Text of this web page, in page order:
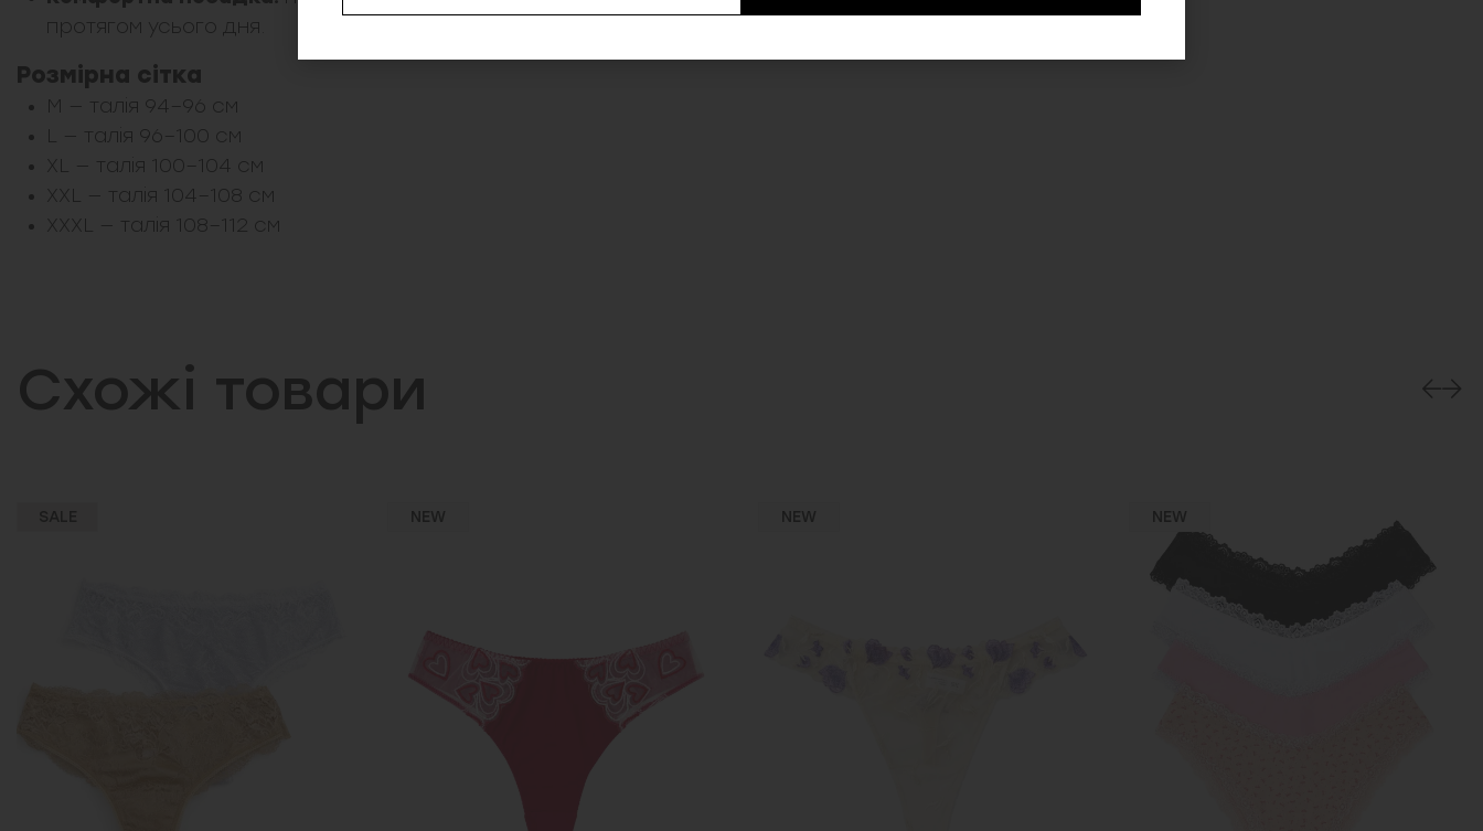
протягом усього дня.
Розмірна сітка
M — талія 94–96 см
L — талія 96–100 см
XL — талія 100–104 см
XXL — талія 104–108 см
XXXL — талія 108–112 см
Схожі товари
NEW NEW NEW